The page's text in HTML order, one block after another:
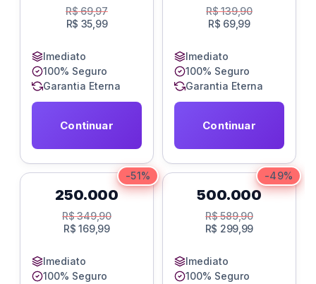
R$69,97
R$ 35,99
Imediato
100% Seguro
Garantia Eterna
Continuar
R$139,90
R$ 69,99
Imediato
100% Seguro
Garantia Eterna
Continuar
-51%
250.000
R$349,90
R$ 169,99
Imediato
100% Seguro
-49%
500.000
R$589,90
R$ 299,99
Imediato
100% Seguro